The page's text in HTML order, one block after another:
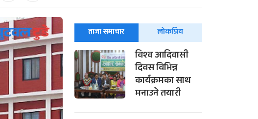
ताजा समाचार लोकप्रिय
विश्व आदिवासी
दिवस विभिन्न
कार्यक्रमका साथ
मनाउने तयारी